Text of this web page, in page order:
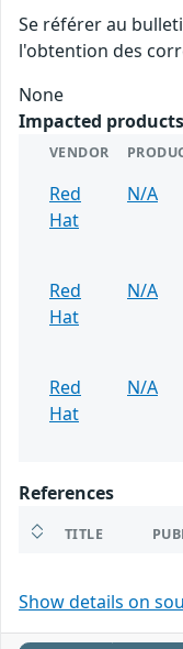
Se référer au
l'obtention des
None
Impacted products
VENDOR
Red
Hat
N/A
Red
Hat
N/A
Red
Hat
N/A
References
TITLE
Show details on